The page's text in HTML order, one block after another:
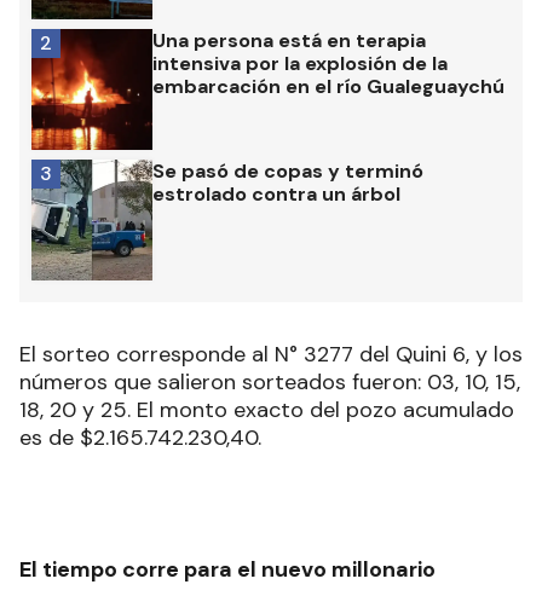
Una persona está en terapia
intensiva por la explosión de la
embarcación en el río Gualeguaychú
2
Se pasó de copas y terminó
estrolado contra un árbol
3
El sorteo corresponde al N° 3277 del Quini 6, y los
números que salieron sorteados fueron: 03, 10, 15,
18, 20 y 25. El monto exacto del pozo acumulado
es de $2.165.742.230,40.
El tiempo corre para el nuevo millonario